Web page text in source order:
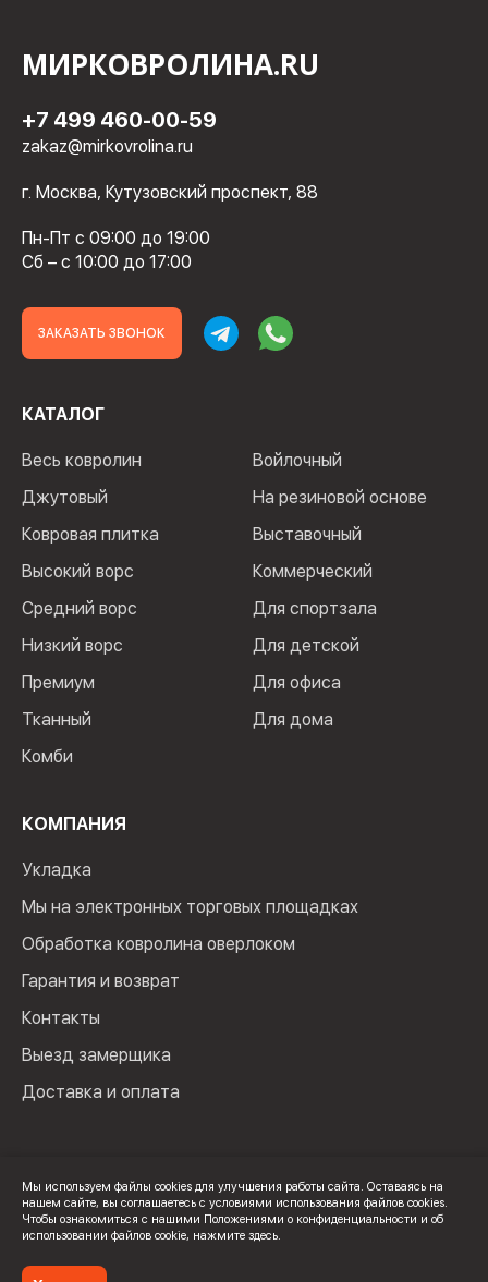
МИРКОВРОЛИНА.RU
+7 499 460-00-59
zakaz@mirkovrolina.ru
г. Москва, Кутузовский проспект, 88
Пн-Пт с 09:00 до 19:00
Сб – с 10:00 до 17:00
ЗАКАЗАТЬ ЗВОНОК
КАТАЛОГ
Весь ковролин
Джутовый
Ковровая плитка
Высокий ворс
Средний ворс
Низкий ворс
Премиум
Тканный
Комби
Войлочный
На резиновой основе
Выставочный
Коммерческий
Для спортзала
Для детской
Для офиса
Для дома
КОМПАНИЯ
Укладка
Мы на электронных торговых площадках
Обработка ковролина оверлоком
Гарантия и возврат
Контакты
Выезд замерщика
Доставка и оплата
© 2024 Мир Ковролина. ИП Зверев Максим Ильич. ИНН:
100502600325
Мы используем файлы cookies для улучшения работы сайта. Оставаясь на
нашем сайте, вы соглашаетесь с условиями использования файлов cookies.
Чтобы ознакомиться с нашими Положениями о конфиденциальности и об
использовании файлов cookie, нажмите здесь.